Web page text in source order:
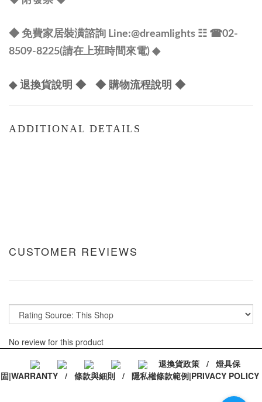
◆ 免費家居裝潢諮詢 Line:@dreamlights ☷ ☎02-
8509-8225(請在上班時間來電) ◆
◆ 退換貨說明 ◆ ◆ 購物流程說明 ◆
ADDITIONAL DETAILS
CUSTOMER REVIEWS
No review for this product
退換貨政策 / 燈具保
固|WARRANTY / 條款與細則 / 隱私權條款範例|PRIVACY POLICY